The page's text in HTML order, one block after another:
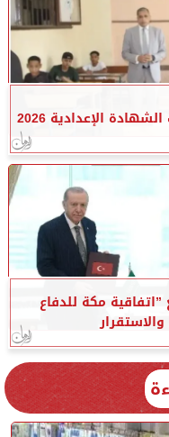
الإعدادية 2026
مكة للدفاع